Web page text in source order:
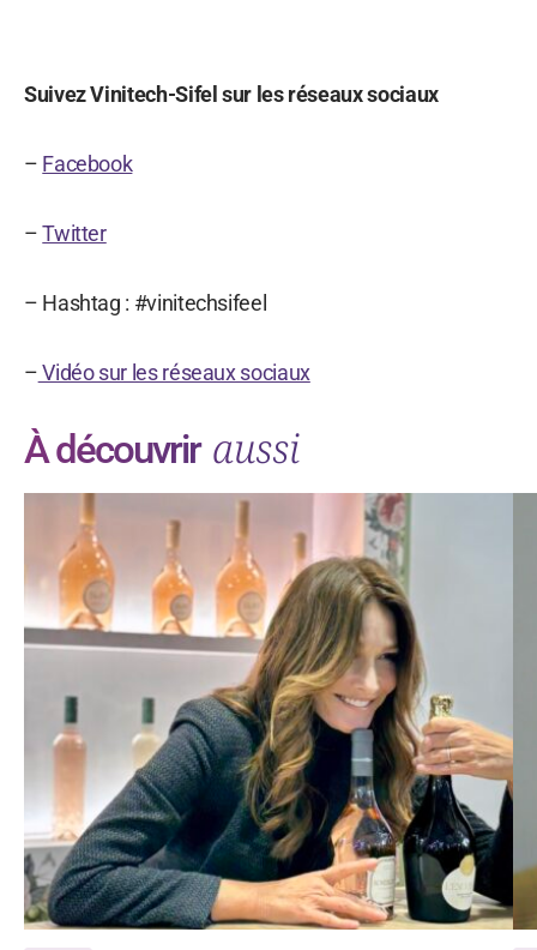
Suivez Vinitech-Sifel sur les réseaux sociaux
– Facebook
–Twitter
– Hashtag : #vinitechsifeel
–Vidéo sur les réseaux sociaux
À découvrir aussi